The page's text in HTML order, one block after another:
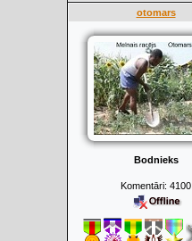
otomars
Bodnieks
Komentāri: 4100